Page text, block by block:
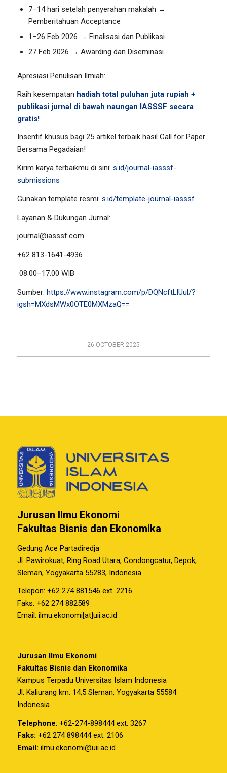
7–14 hari setelah penyerahan makalah →
Pemberitahuan Acceptance
1–26 Feb 2026 → Finalisasi dan Publikasi
27 Feb 2026 → Awarding dan Diseminasi
Apresiasi Penulisan Ilmiah:
Raih kesempatan hadiah total puluhan juta rupiah +
publikasi jurnal di bawah naungan IASSSF secara
gratis!
Insentif khusus bagi 25 artikel terbaik hasil Call for Paper
Bersama Pegadaian!
Kirim karya terbaikmu di sini: s.id/journal-iasssf-
submissions
Gunakan template resmi: s.id/template-journal-iasssf
Layanan & Dukungan Jurnal:
journal@iasssf.com
+62 813-1641-4936
08.00–17.00 WIB
Sumber: https://www.instagram.com/p/DQNcftLlUul/?
igsh=MXdsMWx0OTE0MXMzaQ==
26 OCTOBER 2025
Jurusan Ilmu Ekonomi
Fakultas Bisnis dan Ekonomika
Gedung Ace Partadiredja
Jl. Pawirokuat, Ring Road Utara, Condongcatur, Depok,
Sleman, Yogyakarta 55283, Indonesia
Telepon: +62 274 881546 ext. 2216
Faks: +62 274 882589
Email: ilmu.ekonomi[at]uii.ac.id
Jurusan Ilmu Ekonomi
Fakultas Bisnis dan Ekonomika
Kampus Terpadu Universitas Islam Indonesia
Jl. Kaliurang km. 14,5 Sleman, Yogyakarta 55584
Indonesia
Telephone: +62-274-898444 ext. 3267
Faks: +62 274 898444 ext. 2106
Email: ilmu.ekonomi@uii.ac.id